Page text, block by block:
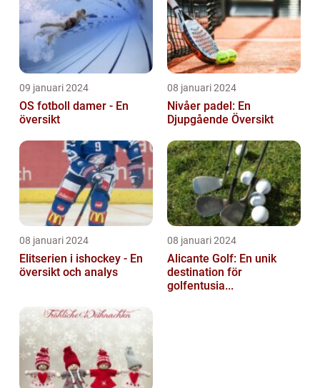
09 januari 2024
OS fotboll damer - En
översikt
08 januari 2024
Nivåer padel: En
Djupgående Översikt
08 januari 2024
Elitserien i ishockey - En
översikt och analys
08 januari 2024
Alicante Golf: En unik
destination för
golfentusia...